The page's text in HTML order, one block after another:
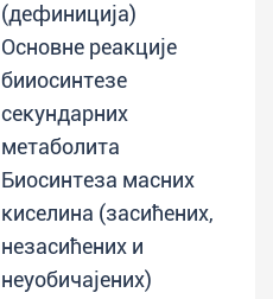
(дефиниција)
Основне реакције
бииосинтезе
секундарних
метаболита
Биосинтеза масних
киселина (засићених,
незасићених и
неуобичајених)